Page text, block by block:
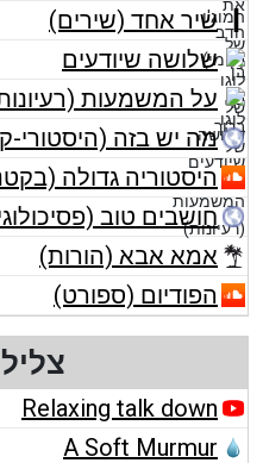
שיר אחד (שירים)
שלושה שיודעים
על המשמעות (רעיונות)
מה יש בזה (היסטורי-
היסטוריה גדולה
חושבים טוב
אמא אבא (הורות)
הפודיום (ספורט)
Relaxing talk down
A Soft Murmur